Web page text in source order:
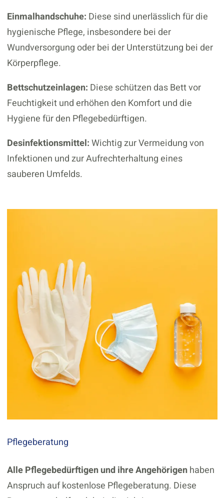
Einmalhandschuhe: Diese sind unerlässlich für die
hygienische Pflege, insbesondere bei der
Wundversorgung oder bei der Unterstützung bei der
Körperpflege.
Bettschutzeinlagen: Diese schützen das Bett vor
Feuchtigkeit und erhöhen den Komfort und die
Hygiene für den Pflegebedürftigen.
Desinfektionsmittel:Wichtig zur Vermeidung von
Infektionen und zur Aufrechterhaltung eines
sauberen Umfelds.
Pflegeberatung
Alle Pflegebedürftigen und ihre Angehörigenhaben
Anspruch auf kostenlose Pflegeberatung. Diese